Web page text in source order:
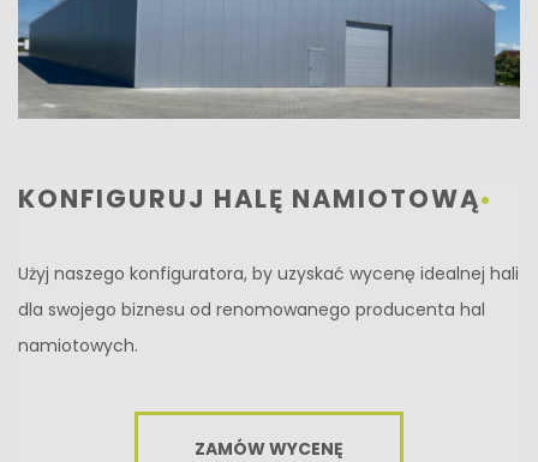
KONFIGURUJ HALĘ NAMIOTOWĄ
Użyj naszego konfiguratora, by uzyskać wycenę idealnej hali
dla swojego biznesu od renomowanego producenta hal
namiotowych.
ZAMÓW WYCENĘ